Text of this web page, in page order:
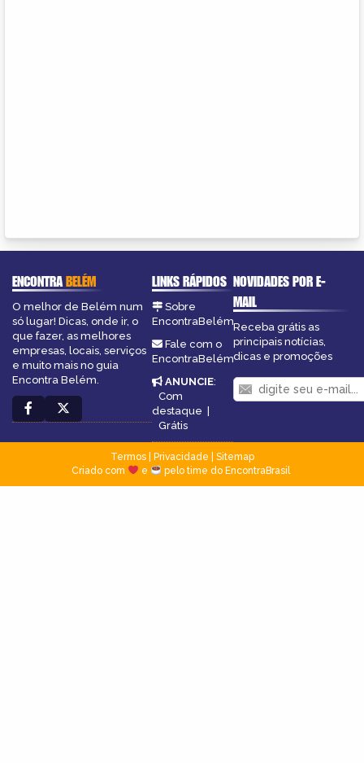
ENCONTRABELÉM
O melhor de Belém num
só lugar! Dicas, onde ir, o
que fazer, as melhores
empresas, locais, serviços
e muito mais no guia
Encontra Belém.
LINKS RÁPIDOS
Sobre
EncontraBelém
Fale com o
EncontraBelém
ANUNCIE:
Com
destaque
Grátis
NOVIDADES POR E-
MAIL
Receba grátis as
principais notícias,
dicas e promoções
Termos| Privacidade
Sitemap
Criado com
e pelo time do EncontraBrasil